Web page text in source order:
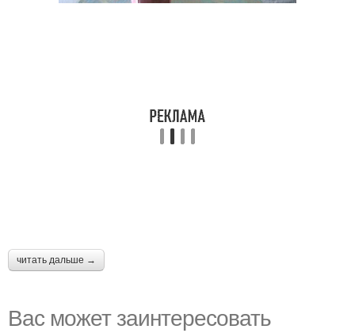
читать дальше →
Вас может заинтересовать